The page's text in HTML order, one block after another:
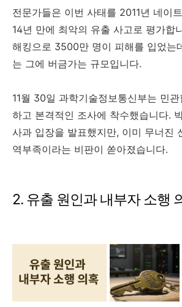
전문가들은 이번 사태를 2011년 네이
14년 만에 최악의 유출 사고로 평가합
해킹으로 3500만 명이 피해를 입었는
는 그에 버금가는 규모입니다.
11월 30일 과학기술정보통신부는 민
하고 본격적인 조사에 착수했습니다.
사과 입장을 발표했지만, 이미 무너진
역부족이라는 비판이 쏟아졌습니다.
2. 유출 원인과 내부자 소행